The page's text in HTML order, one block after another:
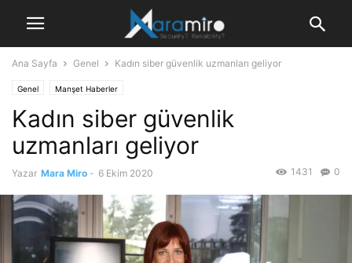
Ana Sayfa Genel Kadın siber güvenlik uzmanları geliyor
Genel Manşet Haberler
Kadın siber güvenlik
uzmanları geliyor
Yazar Mara Miro - 6 Ekim 2020 0
1431